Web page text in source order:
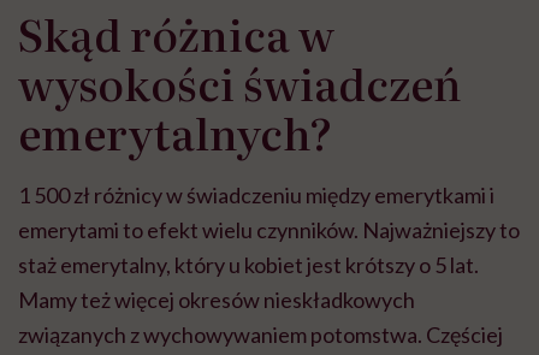
Skąd różnica w
wysokości świadczeń
emerytalnych?
1 500 zł różnicy w świadczeniu między emerytkami i
emerytami to efekt wielu czynników. Najważniejszy to
staż emerytalny, który u kobiet jest krótszy o 5 lat.
Mamy też więcej okresów nieskładkowych
związanych z wychowywaniem potomstwa. Częściej